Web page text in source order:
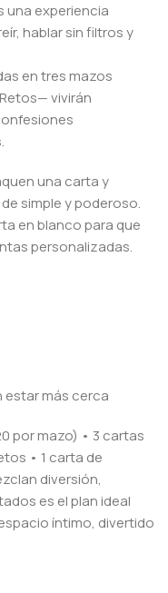
una experiencia
hablar sin filtros y
en tres mazos
vivirán
una carta y
simple y poderoso.
en blanco para que
personalizadas.
estar más cerca
por mazo) • 3 cartas
• 1 carta de
diversión,
es el plan ideal
íntimo, divertido